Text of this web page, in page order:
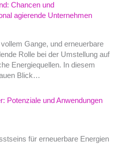
Chancen und
agierende Unternehmen
Gange, und erneuerbare
Rolle bei der Umstellung auf
Energiequellen. In diesem
Blick…
Potenziale und Anwendungen
für erneuerbare Energien